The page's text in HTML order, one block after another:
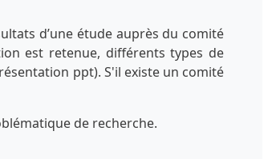
d’une étude auprès du comité
est retenue, différents types de
ppt). S'il existe un comité
de recherche.